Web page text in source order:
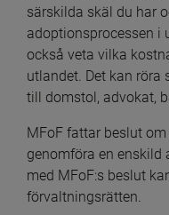
särskilda skäl du har
adoptionsprocessen i
också veta vilka
utlandet. Det kan röra
till domstol, advokat,
MFoF fattar beslut
genomföra en enskild
med MFoF:s beslut
förvaltningsrätten.